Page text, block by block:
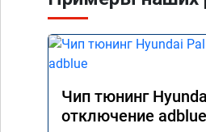
Чип тюнинг
отключение adblue